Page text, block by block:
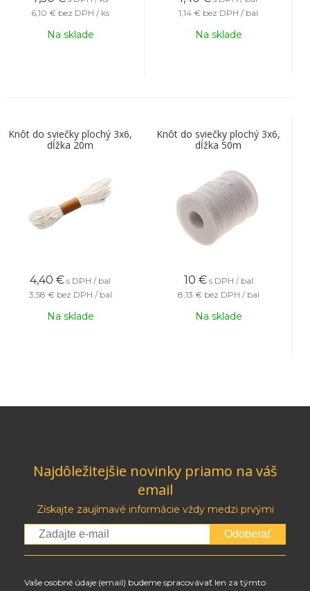
6,10 € bez DPH / ks
Na sklade
1,14 € bez DPH / bal
Na sklade
Knôt do sviečky plochý 3x6,
dĺžka 20m
4,40 € s DPH / bal
3,58 € bez DPH / bal
Na sklade
Knôt do sviečky plochý 3x6,
dĺžka 50m
10 € s DPH / bal
8,13 € bez DPH / bal
Na sklade
Najdôležitejšie novinky priamo na váš
email
Získajte zaujímavé informácie vždy medzi prvými
Odoberať
Vaše osobné údaje (email) budeme spracovávať len za týmto